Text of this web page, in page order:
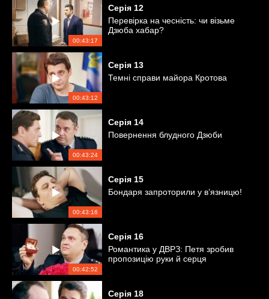
00:43:17
Серія 12
Перевірка на чесність: чи візьме
Дзюба хабар?
00:43:12
Серія 13
Темні справи майора Кротова
00:43:24
Серія 14
Повернення блудного Дзюби
00:43:16
Серія 15
Бондаря запроторили у в’язницю!
00:42:52
Серія 16
Романтика у ДВРЗ: Петя зробив
пропозицію руки й серця
Серія 18